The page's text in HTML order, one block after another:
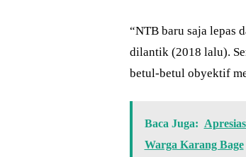
“NTB baru saja lepas
dilantik (2018 lalu).
betul-betul obyektif
Baca Juga:
Warga Karang Bage